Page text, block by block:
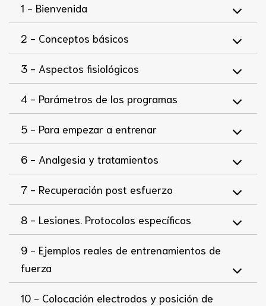
1 - Bienvenida
2 - Conceptos básicos
3 - Aspectos fisiológicos
4 - Parámetros de los programas
5 - Para empezar a entrenar
6 - Analgesia y tratamientos
7 - Recuperación post esfuerzo
8 - Lesiones. Protocolos específicos
9 - Ejemplos reales de entrenamientos de
fuerza
10 - Colocación electrodos y posición de